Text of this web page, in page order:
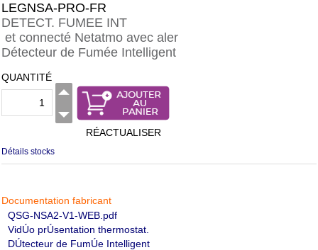
LEGNSA-PRO-FR
DETECT. FUMEE INT
et connecté Netatmo avec aler
Détecteur de Fumée Intelligent
QUANTITÉ
RÉACTUALISER
Détails stocks
Documentation fabricant
QSG-NSA2-V1-WEB.pdf
VidÚo prÚsentation thermostat.
DÚtecteur de FumÚe Intelligent